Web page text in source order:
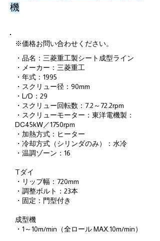
機
※価格お問い合わせください。
・品名：三菱重工製シート成型ライン
・メーカー：三菱重工
・年式：1995
・スクリュー径：90mm
・L/D：29
・スクリュー回転数：7.2～72.2rpm
・スクリューモーター：東洋電機製：
DC45kW／1750rpm
・加熱方式：ヒーター
・冷却方式（シリンダのみ）：水冷
・温調ゾーン：16
Tダイ
・リップ幅：720mm
・調整ボルト：23本
・固定：門型付き
成型機
・1～10m/min（全ロール MAX.10m/min）